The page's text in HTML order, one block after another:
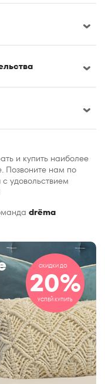
и купить наиболее
Позвоните нам по
удовольствием
drёma
СКИДКИ ДО
20%
УСПЕЙ КУПИТЬ